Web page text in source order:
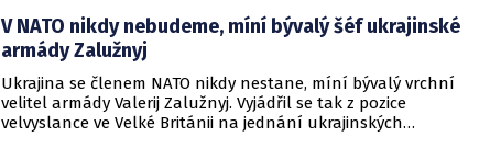
bytů.
V NATO nikdy nebudeme, míní bývalý šéf ukrajinské
armády Zalužnyj
Ukrajina se členem NATO nikdy nestane, míní bývalý vrchní
velitel armády Valerij Zalužnyj. Vyjádřil se tak z pozice
velvyslance ve Velké Británii na jednání ukrajinských